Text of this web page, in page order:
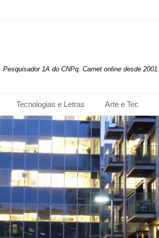
1A do CNPq. Carnet online desde 2001.
Tecnologias e Letras Arte e Tec